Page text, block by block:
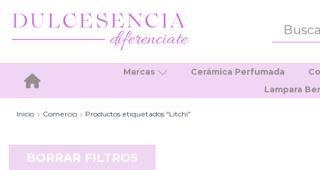
Inicio
Marcas Cerámica Perfumada
Lampara
Inicio Comercio Productos etiquetados “Litchi”
BORRAR FILTROS